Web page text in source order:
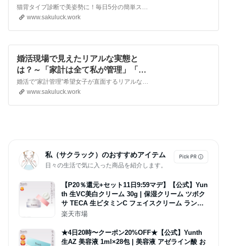
ストレッチ体験記 |
猫背タイプ診断で美姿勢に！毎日5分の簡単ストレッチで変わる私の体験 猫背で悩む私の日常と“気づき”のはじまり 長時間のデスクワークやスマホ使用で猫背になりがち 姿勢の悪さが自信や体調に影響していると感じた瞬間 ふとした時に「このままじゃダメ
www.sakuluck.work
婚活現場で見えたリアルな実態と
は？～「家計は全て私が管理」「子
供は３人欲しい」発言に思うこと～婚活で“家計管理”希望女子が直面するリアルなギャップと心の葛藤ストーリー 婚活を始めてから、たくさんの出会いや学びがありました。 中でも、「家計は全て私が管理したい」「子供は３人欲しい」など、思わず“えっ！？”と感じてしまうような“衝撃発言
www.sakuluck.work
私（サクラック）のおすすめアイテム
日々の生活で気に入った商品を紹介します。
【P20％還元+セット11日9:59マデ】【公式】Yun
th 生VC美白クリーム 30g | 保湿クリーム ツボク
サ TECA 生ビタミンC フェイスクリーム ランキ
ング おすすめ 顔 毛穴 | ユンス ゆんす
楽天市場
★4日20時〜クーポン20%OFF★【公式】Yunth
生AZ 美容液 1ml×28包 | 美容液 アゼライン酸 お